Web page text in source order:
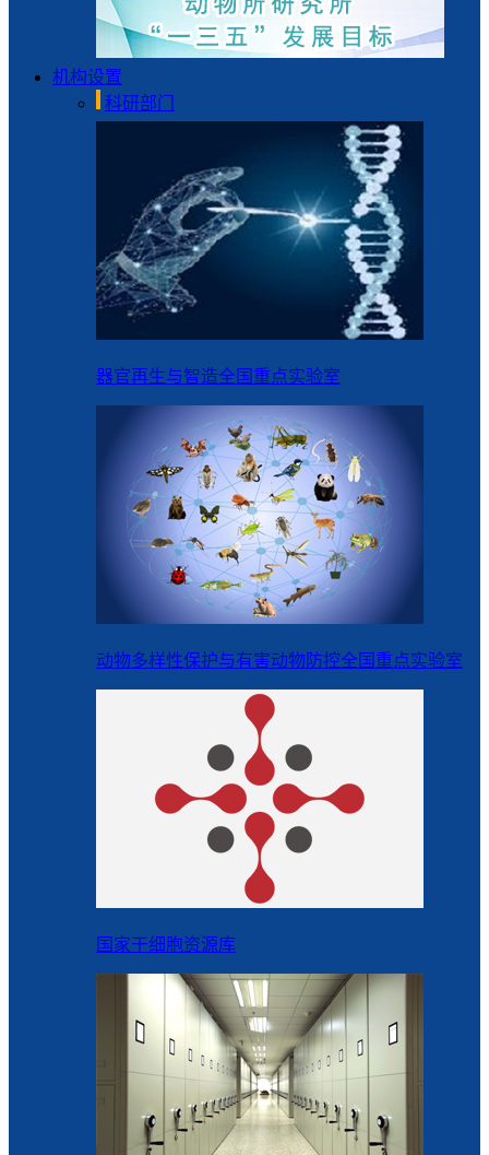
机构设置
科研部门
器官再生与智造全国重点实验室
动物多样性保护与有害动物防控全国重点实验室
国家干细胞资源库